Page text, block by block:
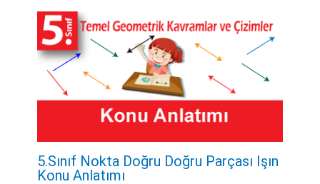
5.Sınıf Nokta Doğru Doğru Parçası Işın
Konu Anlatımı